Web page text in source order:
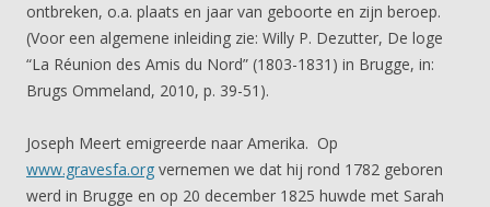
ontbreken, o.a. plaats en jaar van geboorte en zijn beroep.
(Voor een algemene inleiding zie: Willy P. Dezutter, De loge
“La Réunion des Amis du Nord” (1803-1831) in Brugge, in:
Brugs Ommeland, 2010, p. 39-51).
Joseph Meert emigreerde naar Amerika. Op
www.gravesfa.org vernemen we dat hij rond 1782 geboren
werd in Brugge en op 20 december 1825 huwde met Sarah